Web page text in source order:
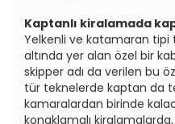
Kaptanlı kiralamada
Yelkenli ve katamaran
altında yer alan özel bir
skipper adı da verilen bu
tür teknelerde kaptan da
kamaralardan birinde
konaklamalı